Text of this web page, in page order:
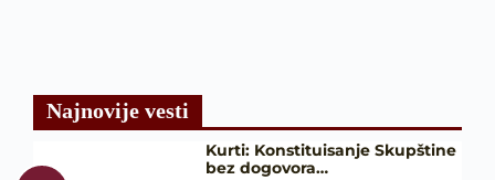
Najnovije vesti
Kurti: Konstituisanje Skupštine
bez dogovora…